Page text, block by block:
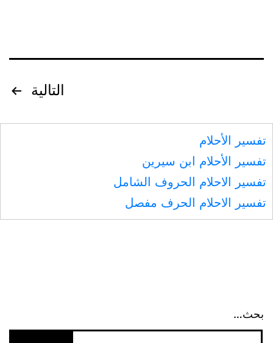
المقالات
التالية
تفسير الأحلام
تفسير الأحلام ابن سيرين
تفسير الاحلام الحروف الشامل
تفسير الاحلام الحرف مفصل
بحث…